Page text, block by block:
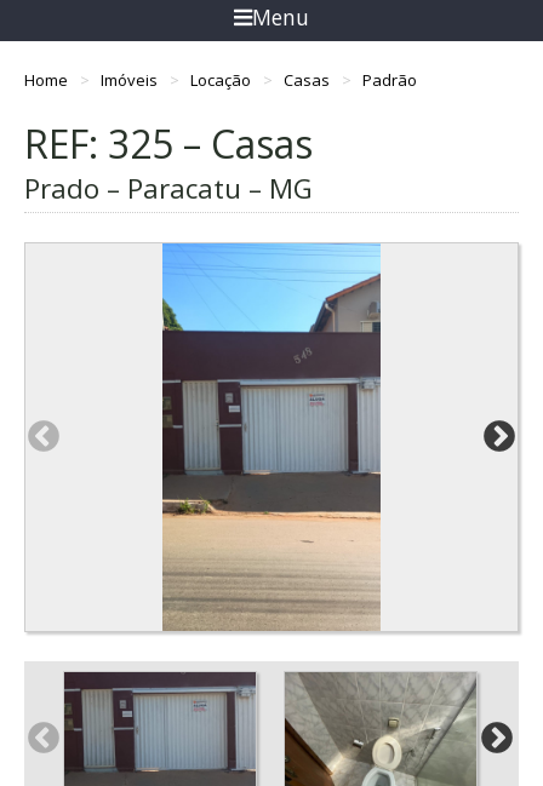
Menu
Home Imóveis Locação Casas Padrão
REF: 325 – Casas
Prado – Paracatu – MG